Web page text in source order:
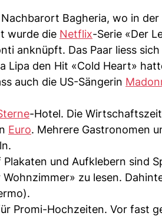
Bagheria, wo in der
wurde die Netflix-Serie «Der
anknüpft. Das Paar liess
Lipa den Hit «Cold Heart»
auch die US-Sängerin
-Hotel. Die
Euro. Mehrere Gastronomen
und Aufklebern sind
zu lesen.
Promi-Hochzeiten. Vor fast